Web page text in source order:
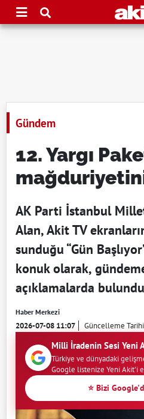
Gündem
12. Yargı
AK Parti İstanbul
Alan, Akit TV
sunduğu “Gün
konuk olarak,
açıklamalarda
Haber Merkezi
2026-07-08 11:07 Güncelleme
Milli İradenin Sesi Yeni
Türkiye ve dünyadaki
Google listenize Yeni Akit'i
⭐ Bizi